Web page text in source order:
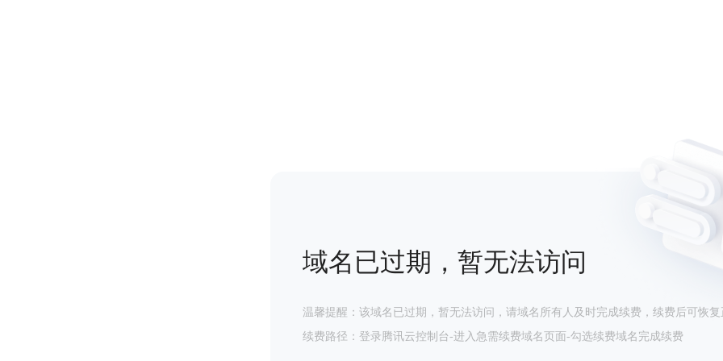
域名已过期，暂无法访问
温馨提醒：该域名已过期，暂无法访问，请域名所有人及时完成续费，续费后可恢复
续费路径：登录腾讯云控制台-进入急需续费域名页面-勾选续费域名完成续费